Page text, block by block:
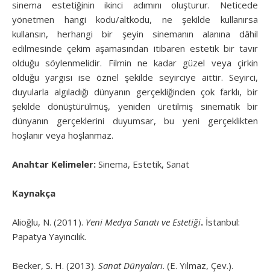
sinema estetiğinin ikinci adımını oluşturur. Neticede
yönetmen hangi kodu/altkodu, ne şekilde kullanırsa
kullansın, herhangi bir şeyin sinemanın alanına dâhil
edilmesinde çekim aşamasından itibaren estetik bir tavır
olduğu söylenmelidir. Filmin ne kadar güzel veya çirkin
olduğu yargısı ise öznel şekilde seyirciye aittir. Seyirci,
duyularla algıladığı dünyanın gerçekliğinden çok farklı, bir
şekilde dönüştürülmüş, yeniden üretilmiş sinematik bir
dünyanın gerçeklerini duyumsar, bu yeni gerçeklikten
hoşlanır veya hoşlanmaz.
Anahtar Kelimeler: Sinema, Estetik, Sanat
Kaynakça
Alioğlu, N. (2011). Yeni Medya Sanatı ve Estetiği. İstanbul:
Papatya Yayıncılık.
Becker, S. H. (2013). Sanat Dünyaları. (E. Yılmaz, Çev.).